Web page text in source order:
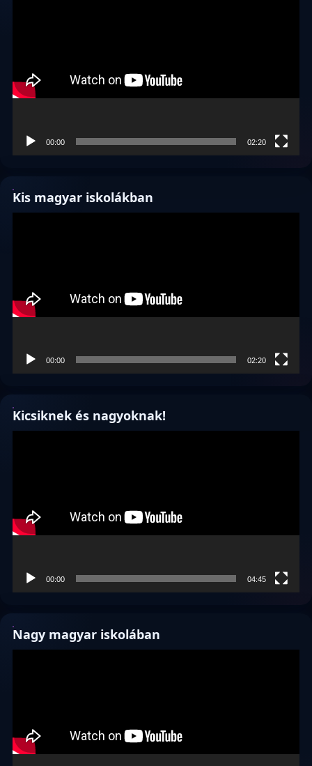
00:00 02:20
Kis magyar iskolákban
00:00 02:20
Kicsiknek és nagyoknak!
00:00 04:45
Nagy magyar iskolában